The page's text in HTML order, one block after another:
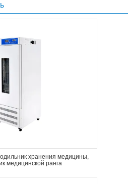
хранения медицины,
медицинской ранга